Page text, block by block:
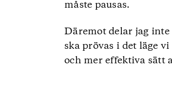
måste pausas.
Däremot delar jag
ska prövas i det läge
och mer effektiva sätt